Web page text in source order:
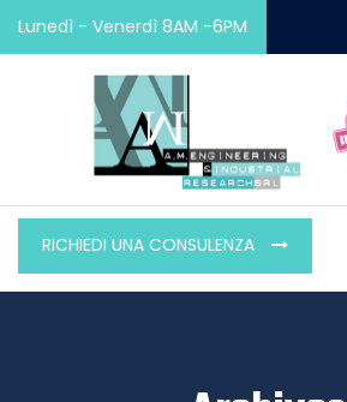
Lunedì - Venerdì 8AM -6PM
RICHIEDI UNA CONSULENZA